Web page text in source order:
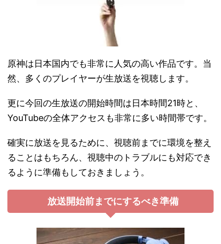
原神は日本国内でも非常に人気の高い作品です。当
然、多くのプレイヤーが生放送を視聴します。
更に今回の生放送の開始時間は日本時間21時と、
YouTubeの全体アクセスも非常に多い時間帯です。
確実に放送を見るために、視聴前までに環境を整え
ることはもちろん、視聴中のトラブルにも対応でき
るように準備もしておきましょう。
放送開始前までにするべき準備